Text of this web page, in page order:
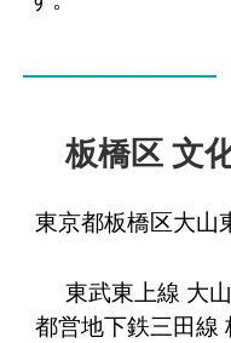
板橋区 文
東京都板橋区大山
東武東上線 大
都営地下鉄三田線